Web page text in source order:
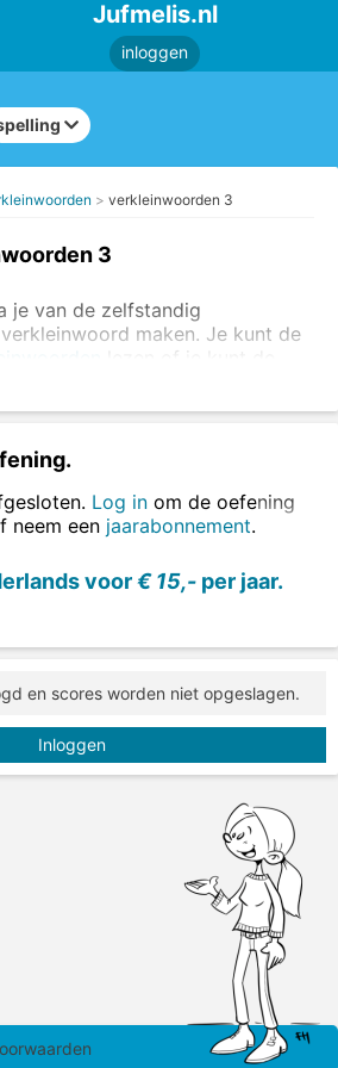
Jufmelis.nl
inloggen
verkleinwoorden 3
3
je van de zelfstandig
maken. Je kunt de
lezen of je kunt de
het verkleinwoord in.
Log in om de oefening
neem een jaarabonnement.
voor€ 15,- per jaar.
en scores worden niet opgeslagen.
Inloggen